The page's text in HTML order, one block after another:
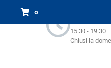
15:30 - 19:30
Chiusi la
0